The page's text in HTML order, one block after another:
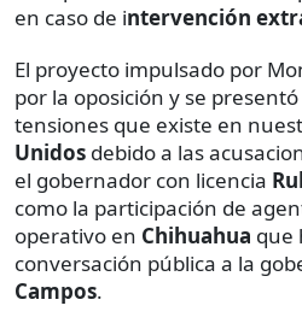
en caso de intervención
El proyecto impulsado por
por la oposición y se
tensiones que existe en
Unidos debido a las
el gobernador con licencia
como la participación de
operativo en Chihuahua que
conversación pública a la
Campos.